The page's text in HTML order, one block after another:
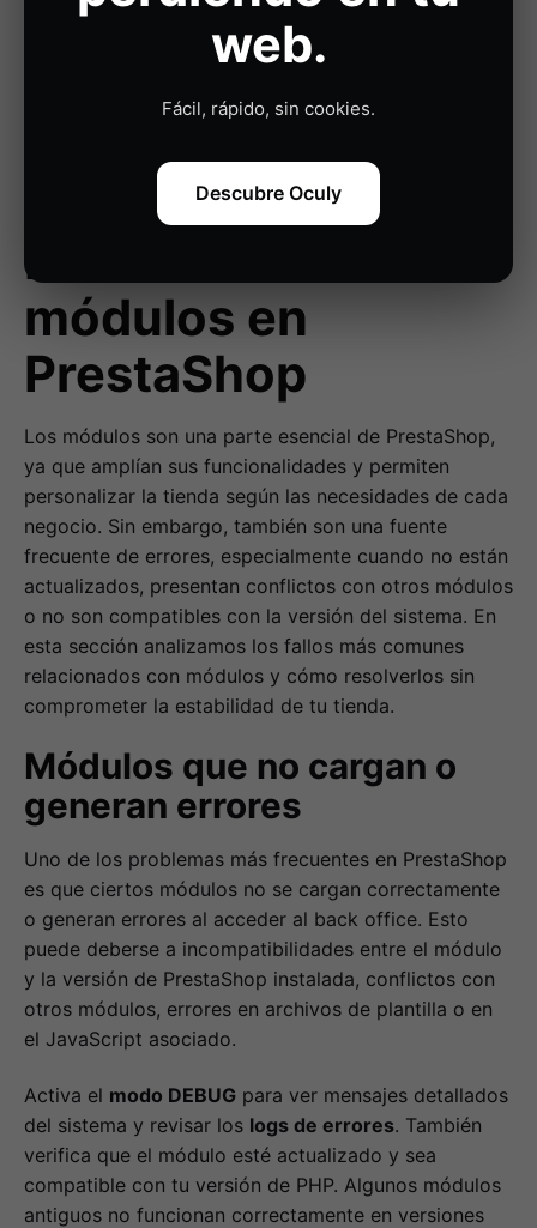
¡Quiero mi auditoría!
Errores con
módulos en
PrestaShop
Los módulos son una parte esencial de PrestaShop,
ya que amplían sus funcionalidades y permiten
personalizar la tienda según las necesidades de cada
negocio. Sin embargo, también son una fuente
frecuente de errores, especialmente cuando no están
actualizados, presentan conflictos con otros módulos
o no son compatibles con la versión del sistema. En
esta sección analizamos los fallos más comunes
relacionados con módulos y cómo resolverlos sin
comprometer la estabilidad de tu tienda.
Módulos que no cargan o
generan errores
Uno de los problemas más frecuentes en PrestaShop
es que ciertos módulos no se cargan correctamente
o generan errores al acceder al back office. Esto
puede deberse a incompatibilidades entre el módulo
y la versión de PrestaShop instalada, conflictos con
otros módulos, errores en archivos de plantilla o en
el JavaScript asociado.
Activa el modo DEBUG para ver mensajes detallados
del sistema y revisar los logs de errores. También
verifica que el módulo esté actualizado y sea
compatible con tu versión de PHP. Algunos módulos
antiguos no funcionan correctamente en versiones
web.
Fácil, rápido, sin cookies.
Descubre Oculy